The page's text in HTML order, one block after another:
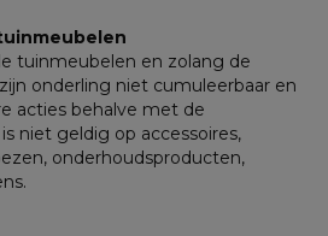
tuinmeubelen en zolang de
onderling niet cumuleerbaar en
acties behalve met de
niet geldig op accessoires,
onderhoudsproducten,